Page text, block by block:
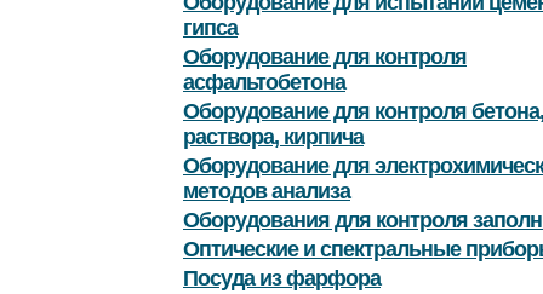
гипса
Оборудование для контроля
асфальтобетона
Оборудование для контроля бетона,
раствора, кирпича
Оборудование для
методов анализа
Оборудования для контроля
Оптические и спектральные
Посуда из фарфора